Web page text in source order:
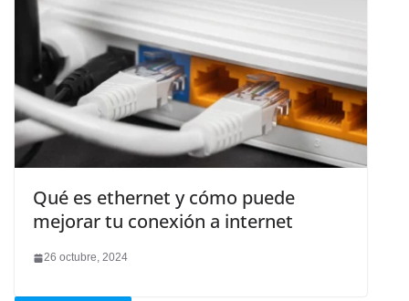
Qué es ethernet y cómo puede
mejorar tu conexión a internet
26 octubre, 2024